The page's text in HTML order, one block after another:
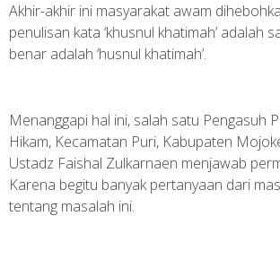
Akhir-akhir ini masyarakat awam
penulisan kata ‘khusnul khatimah’ adalah
benar adalah ‘husnul khatimah’.
Menanggapi hal ini, salah satu Pengasuh
Hikam, Kecamatan Puri, Kabupaten
Ustadz Faishal Zulkarnaen menjawab
Karena begitu banyak pertanyaan dari
tentang masalah ini.